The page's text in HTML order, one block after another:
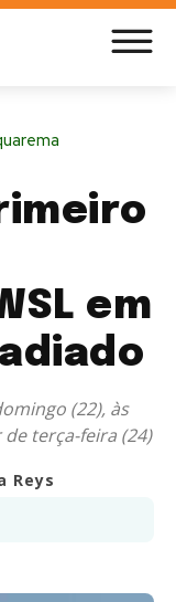
em
(22), às
terça-feira (24)
Reys